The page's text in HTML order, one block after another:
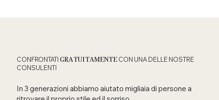
CONFRONTATI GRATUITAMENTECON UNA DELLE NOSTRE
CONSULENTI
In 3 generazioni abbiamo aiutato migliaia di persone a